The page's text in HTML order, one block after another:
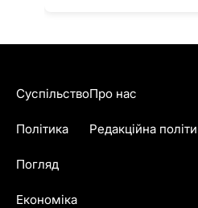
Суспільство
Політика
Погляд
Економіка
Про нас
Редакційна